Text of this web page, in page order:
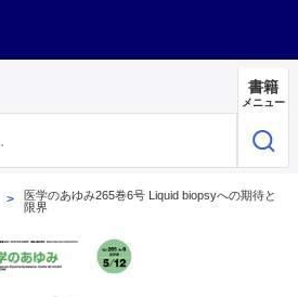
書籍
メニュー
医学のあゆみ265巻6号 Liquid biopsyへの期待と
限界